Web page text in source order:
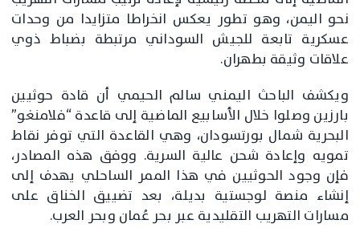
نحو اليمن، وهو تطور يعكس انخراطا متزايدا من وحدات
عسكرية تابعة للجيش السوداني مرتبطة بضباط ذوي
علاقات وثيقة بطهران.
ويكشف الباحث اليمني سالم الحيمي أن قادة حوثيين
بارزين وصلوا خلال الأسابيع الماضية إلى قاعدة “فلامنغو”
البحرية شمال بورتسودان، وهي القاعدة التي توفر نقاط
تمويه وإعادة شحن عالية السرية. ووفق هذه المصادر،
فإن وجود الحوثيين في هذا الممر الساحلي يهدف إلى
إنشاء منصة لوجستية بديلة، بعد تضييق الخناق على
مسارات التهريب التقليدية عبر بحر عُمان وبحر العرب.